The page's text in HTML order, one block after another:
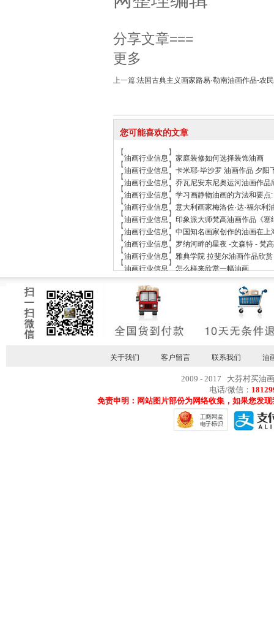
分享文章===
更多
上一篇:法国古典主义画家路易·勒南油画作品-农
您可能喜欢的文章
【油画行业信息 】 家庭装修如何选择装饰油画
【油画行业信息 】 卡米耶·毕沙罗 油画作品 夕阳
【油画行业信息 】 乔瓦尼安东尼奥运河油画作品
【油画行业信息 】 学习画静物油画的方法和要点:
【油画行业信息 】 意大利画家梅洛佐·达·福尔利
【油画行业信息 】 印象派大师梵高油画作品《塞
【油画行业信息 】 中国知名画家创作的油画在上
【油画行业信息 】 罗纳河畔的星夜 -文森特 - 梵
【油画行业信息 】 雅典学院 拉斐尔油画作品欣赏
【油画行业信息】 怎么样来欣赏一幅油画
关于我们 客户留言 联系我们 油
2009 - 2017 大芬村买油
电话/微信：
免责申明：网站图片部份为网络收集，如果您发